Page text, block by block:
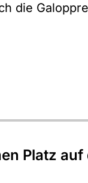
die
Platz